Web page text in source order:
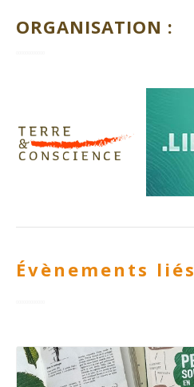
ORGANISATION :
Évènements liés